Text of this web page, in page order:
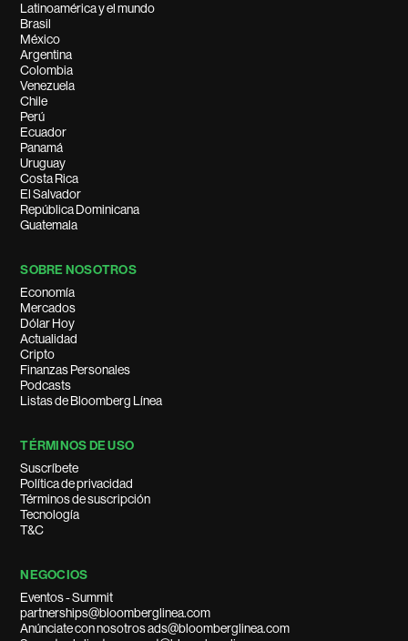
Latinoamérica y el mundo
Brasil
México
Argentina
Colombia
Venezuela
Chile
Perú
Ecuador
Panamá
Uruguay
Costa Rica
El Salvador
República Dominicana
Guatemala
SOBRE NOSOTROS
Economía
Mercados
Dólar Hoy
Actualidad
Cripto
Finanzas Personales
Podcasts
Listas de Bloomberg Línea
TÉRMINOS DE USO
Suscríbete
Política de privacidad
Términos de suscripción
Tecnología
T&C
NEGOCIOS
Eventos - Summit
partnerships@bloomberglinea.com
Anúnciate con nosotros ads@bloomberglinea.com